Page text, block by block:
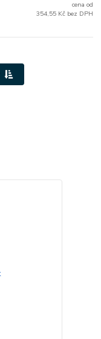
cena od
354,55 Kč bez DPH